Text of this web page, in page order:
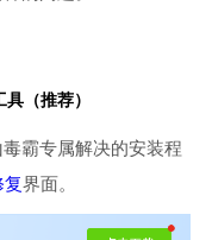
（推荐）
霸专属解决的安装程
界面。